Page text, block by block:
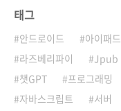
태그
안드로이드 아이패드
라즈베리파이
Jpub
챗GPT
프로그래밍
자바스크립트
서버